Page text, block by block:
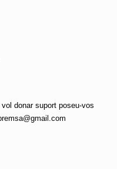
donar suport poseu-vos